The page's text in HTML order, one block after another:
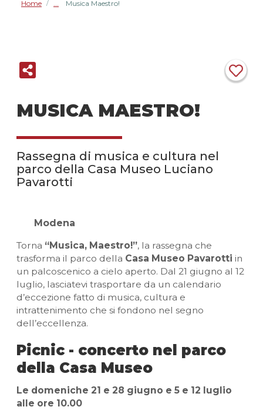
Home / Musica Maestro!
MUSICA MAESTRO!
Rassegna di musica e cultura nel
parco della Casa Museo Luciano
Pavarotti
Modena
Torna “Musica, Maestro!”, la rassegna che
trasforma il parco della Casa Museo Pavarotti in
un palcoscenico a cielo aperto. Dal 21 giugno al 12
luglio, lasciatevi trasportare da un calendario
d’eccezione fatto di musica, cultura e
intrattenimento che si fondono nel segno
dell’eccellenza.
Picnic - concerto nel parco
della Casa Museo
Le domeniche 21 e 28 giugno e 5 e 12 luglio
alle ore 10.00